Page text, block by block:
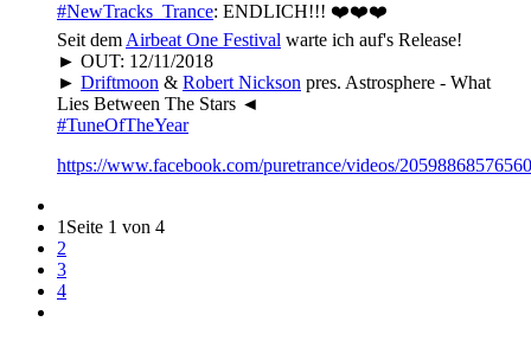
#NewTracks_Trance: ENDLICH!!! ❤️❤️❤️
Seit dem Airbeat One Festival warte ich auf's Release!
► OUT: 12/11/2018
► Driftmoon & Robert Nickson pres. Astrosphere - What
Lies Between The Stars ◄
#TuneOfTheYear
https://www.facebook.com/puretrance/videos/
1 Seite 1 von 4
2
3
4